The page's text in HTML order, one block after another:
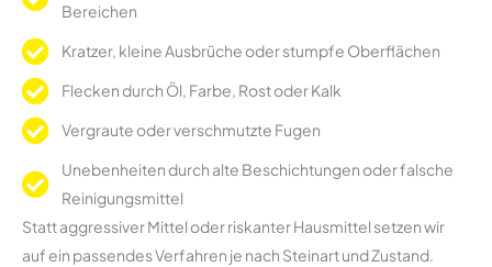
Bereichen
Kratzer, kleine Ausbrüche oder stumpfe Oberflächen
Flecken durch Öl, Farbe, Rost oder Kalk
Vergraute oder verschmutzte Fugen
Unebenheiten durch alte Beschichtungen oder falsche
Reinigungsmittel
Statt aggressiver Mittel oder riskanter Hausmittel setzen wir
auf ein passendes Verfahren je nach Steinart und Zustand.